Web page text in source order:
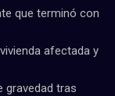
que terminó con
afectada y
gravedad tras